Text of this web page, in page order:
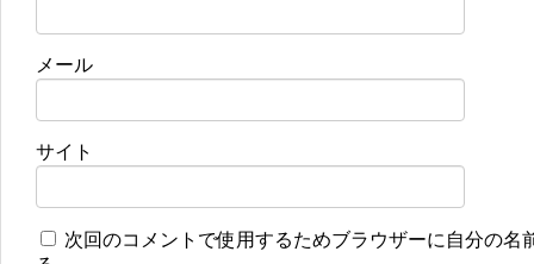
メール
サイト
次回のコメントで使用するためブラウザーに自分の名